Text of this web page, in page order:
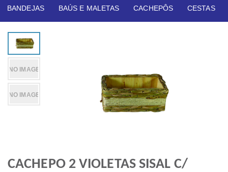
BANDEJAS BAÚS E MALETAS CACHEPÔS CESTAS
CACHEPO 2 VIOLETAS SISAL C/